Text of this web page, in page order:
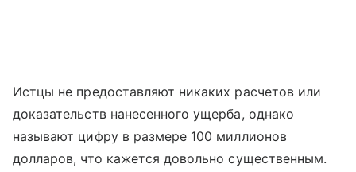
Истцы не предоставляют никаких расчетов или
доказательств нанесенного ущерба, однако
называют цифру в размере 100 миллионов
долларов, что кажется довольно существенным.